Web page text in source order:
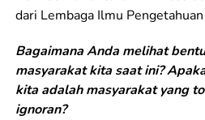
dari Lembaga Ilmu
Bagaimana Anda melihat
masyarakat kita saat ini?
kita adalah masyarakat yang
ignoran?